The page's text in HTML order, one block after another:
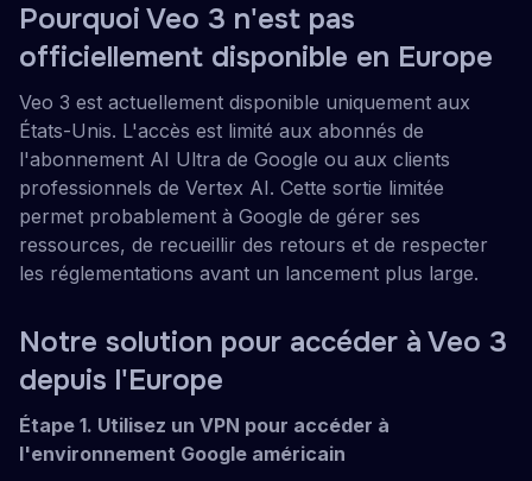
Pourquoi Veo 3 n'est pas
officiellement disponible en Europe
Veo 3 est actuellement disponible uniquement aux
États-Unis. L'accès est limité aux abonnés de
l'abonnement AI Ultra de Google ou aux clients
professionnels de Vertex AI. Cette sortie limitée
permet probablement à Google de gérer ses
ressources, de recueillir des retours et de respecter
les réglementations avant un lancement plus large.
Notre solution pour accéder à Veo 3
depuis l'Europe
Étape 1. Utilisez un VPN pour accéder à
l'environnement Google américain